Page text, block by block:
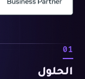
01
الحلول